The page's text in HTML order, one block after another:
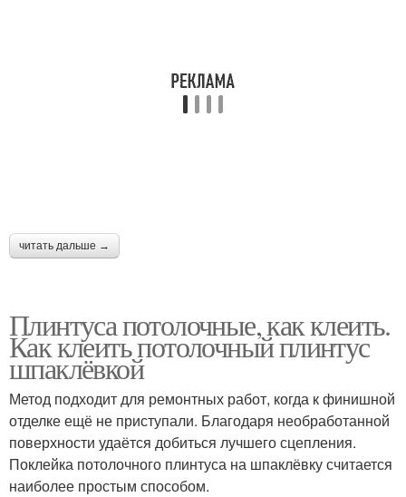
Плинтус под углом
читать дальше →
Плинтуса потолочные, как клеить.
Как клеить потолочный плинтус
шпаклёвкой
Метод подходит для ремонтных работ, когда к финишной
отделке ещё не приступали. Благодаря необработанной
поверхности удаётся добиться лучшего сцепления.
Поклейка потолочного плинтуса на шпаклёвку считается
наиболее простым способом.